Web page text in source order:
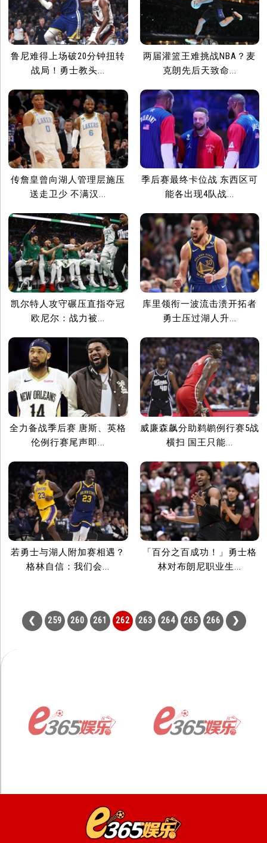
鲁尼难得上场破20分钟扭转
战局！勇士教头...
两届灌篮王难挑战NBA？麦
克朗先后天致命...
传詹皇曾向湖人管理层施压
送走卫少 不满汉...
季后赛最终卡位战 东西区可
能各出现4队战...
凯尔特人攻守碾压直指夺冠
欧尼尔：战力被...
库里领衔一波流击溃开拓者
勇士压过湖人升...
全力备战季后赛 唐斯、英格
伦例行赛尾声即...
威廉森飙分助鹈鹕例行赛5战
横扫 国王只能...
若勇士与湖人附加赛相遇？
格林自信：我们会...
「百分之百成功！」勇士格
林对布朗尼职业生...
259 260 261 262 263 264 265 266